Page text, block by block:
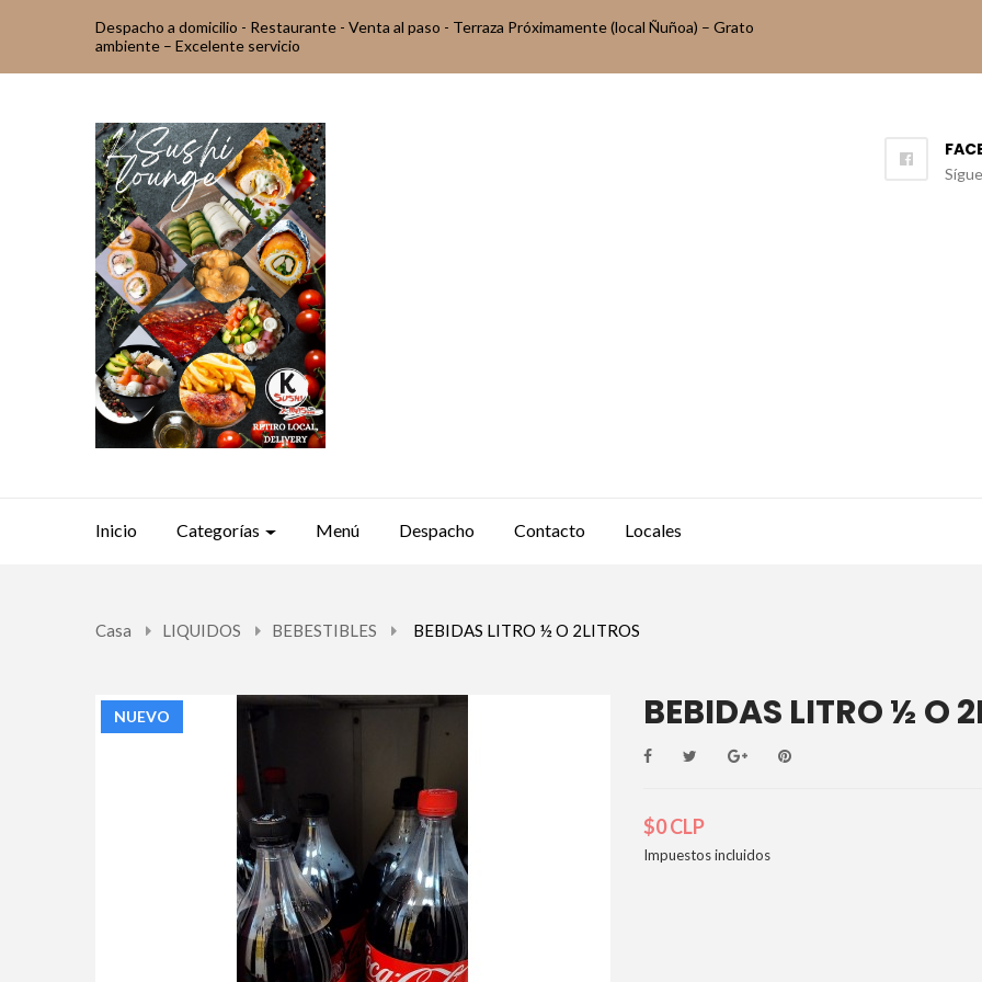
Despacho a domicilio - Restaurante - Venta al paso - Terraza Próximamente (local Ñuñoa) – Grato
ambiente – Excelente servicio
Inicio Categorías Menú Despacho Contacto Locales
Casa LIQUIDOS BEBESTIBLES BEBIDAS LITRO ½ O 2LITROS
NUEVO BEBIDAS LITRO ½ O
$0 CLP
Impuestos incluidos